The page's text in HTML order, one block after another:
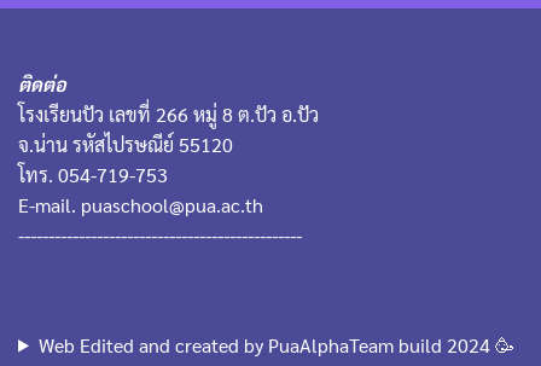
ติดต่อ
โรงเรียนปัว เลขที่ 266 หมู่ 8 ต.ปัว อ.ปัว
จ.น่าน รหัสไปรษณีย์ 55120
โทร. 054-719-753
E-mail. puaschool@pua.ac.th
-----------------------------------------------
Web Edited and created by PuaAlphaTeam build 2024 🥳